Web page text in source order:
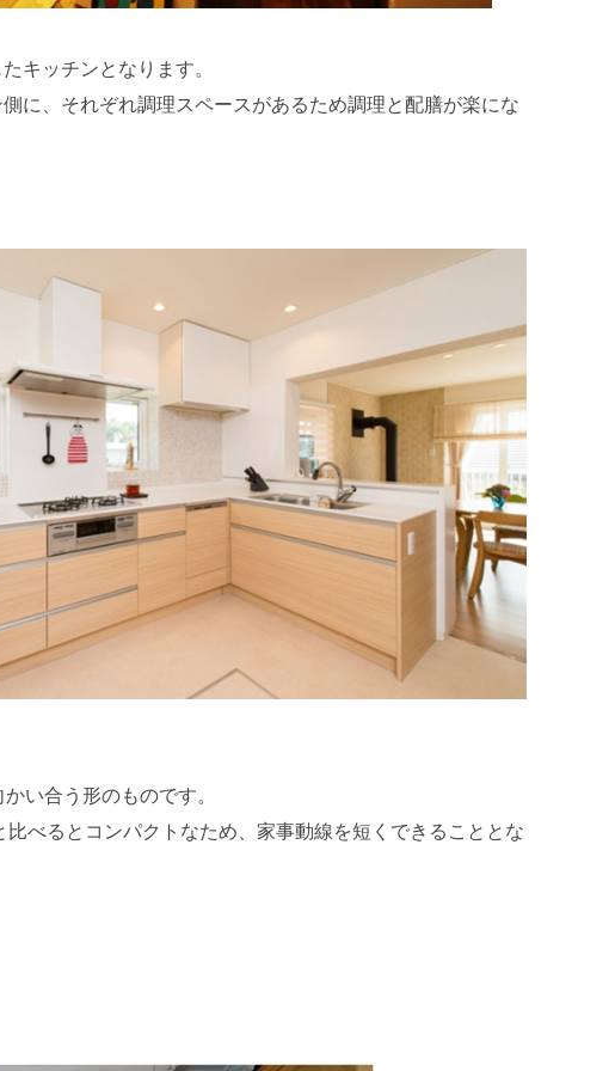
キッチンとなります。
に、それぞれ調理スペースがあるため調理と配膳が楽にな
い合う形のものです。
べるとコンパクトなため、家事動線を短くできることとな